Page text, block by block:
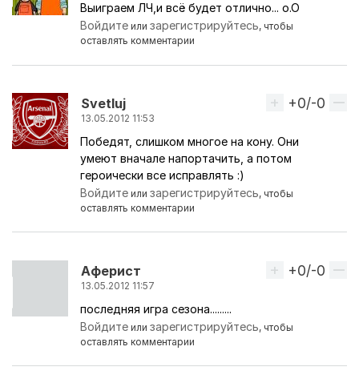
Выиграем ЛЧ,и всё будет отлично... о.О
Войдите илизарегистрируйтесь, чтобы
оставлять комментарии
Svetluj
13.05.2012 11:53
Вверх
+0/-0
Победят, слишком многое на кону. Они
умеют вначале напортачить, а потом
героически все исправлять :)
Войдите илизарегистрируйтесь, чтобы
оставлять комментарии
Аферист
13.05.2012 11:57
Вверх
+0/-0
последняя игра сезона.........
Войдите илизарегистрируйтесь, чтобы
оставлять комментарии